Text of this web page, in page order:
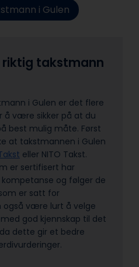
i Gulen
takstmann
i Gulen er det flere
å være sikker på at du
best mulig måte. Først
at takstmannen i Gulen
eller NITO Takst.
er sertifisert har
og følger de
er satt for
også være lurt å velge
god kjennskap til det
dette gir et bedre